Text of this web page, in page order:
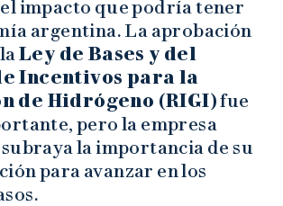
impacto que podría tener
argentina. La aprobación
Ley de Bases y del
Incentivos para la
de Hidrógeno (RIGI)fue
pero la empresa
la importancia de su
para avanzar en los